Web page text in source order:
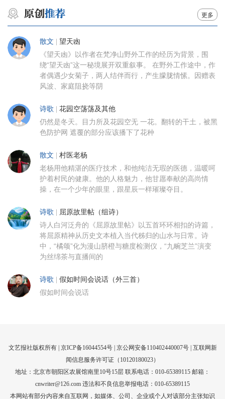
更多
散文 | 望天凼
《望天凼》以作者在梵净山野外工作的经历为背景，围
绕“望天凼”这一秘境展开双重叙事。 在野外工作途中，作
者偶遇少女菊子，两人结伴而行，产生朦胧情愫。因赠表
风波、家庭阻挠等阴
诗歌 | 花园空荡荡及其他
仍然是冬天。目力所及花园空无 一花。翻转的干土，被黑
色防护网 遮覆的部分应该播下了花种
散文 | 村医老杨
老杨用他精湛的医疗技术，和他纯洁无瑕的医德，温暖呵
护着村民的健康。他的人格魅力，他甘愿奉献的高尚情
操，在一个少年的眼里，跟星辰一样璀璨夺目。
诗歌 | 屈原故里帖（组诗）
诗人白河泛舟的《屈原故里帖》以五首环环相扣的诗篇，
将屈原精神从历史文本植入当代秭归的山水与日常。诗
中，“橘颂”化为漫山脐橙与糖度检测仪，“九畹芝兰”演变
为丝绵茶与直播间的
诗歌 | 假如时间会说话（外三首）
假如时间会说话
文艺报社版权所有 | 京ICP备16044554号| 京公网安备110402440007号 | 互联网新
闻信息服务许可证（10120180023）
地址：北京市朝阳区农展馆南里10号15层 联系电话：010-65389115 邮箱：
cnwriter@126.com 违法和不良信息举报电话：010-65389115
本网站有部分内容来自互联网，如媒体、公司、企业或个人对该部分主张知识